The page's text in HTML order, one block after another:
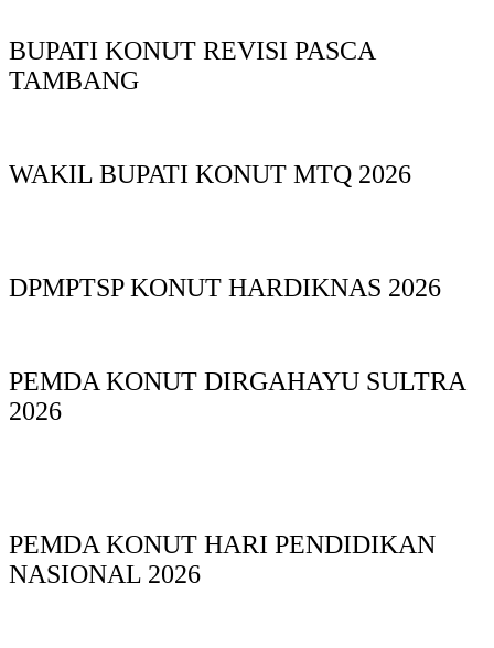
BUPATI KONUT REVISI PASCA
TAMBANG
WAKIL BUPATI KONUT MTQ 2026
DPMPTSP KONUT HARDIKNAS 2026
PEMDA KONUT DIRGAHAYU SULTRA
2026
PEMDA KONUT HARI PENDIDIKAN
NASIONAL 2026